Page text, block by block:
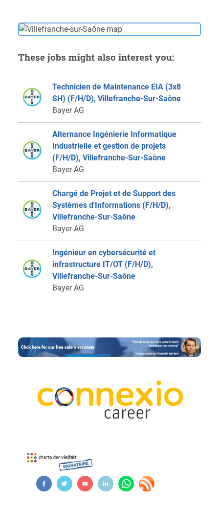
These jobs might also interest you:
Technicien de Maintenance EIA (3x8
SH) (F/H/D), Villefranche-Sur-Saône
Bayer AG
Alternance Ingénierie Informatique
Industrielle et gestion de projets
(F/H/D), Villefranche-Sur-Saône
Bayer AG
Chargé de Projet et de Support des
Systèmes d'Informations (F/H/D),
Villefranche-Sur-Saône
Bayer AG
Ingénieur en cybersécurité et
infrastructure IT/OT (F/H/D),
Villefranche-Sur-Saône
Bayer AG